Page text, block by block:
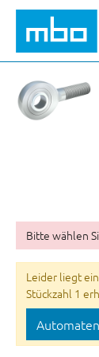
Hauptinhalt
Zur Suche springen
Zur
Bitte wählen
Leider liegt
Stückzahl 1